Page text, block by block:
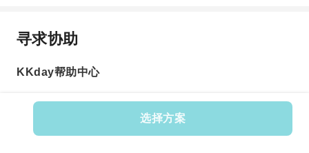
选择方案
寻求协助
KKday帮助中心
Product No.: 576325